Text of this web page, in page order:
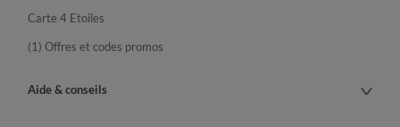
Carte 4 Etoiles
(1) Offres et codes promos
Aide & conseils